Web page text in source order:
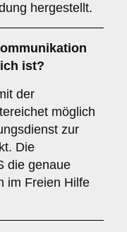
hergestellt.
ist?
der
möglich
zur
Die
die genaue
im Freien Hilfe